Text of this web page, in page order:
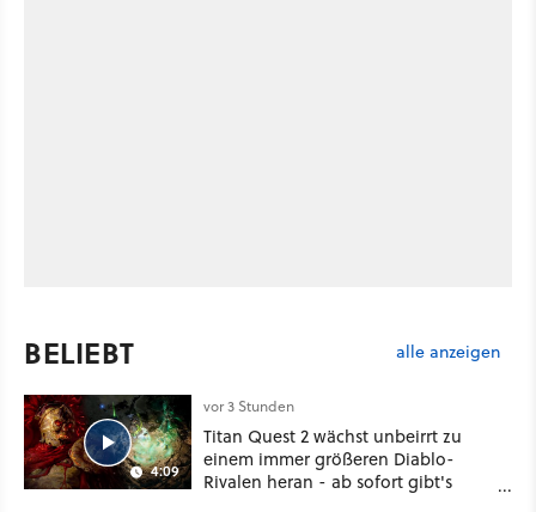
BELIEBT alle anzeigen
4:09
vor 3 Stunden
Titan Quest 2 wächst unbeirrt zu
einem immer größeren Diablo-
Rivalen heran - ab sofort gibt's